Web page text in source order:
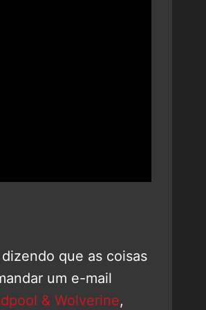
que as coisas
um e-mail
& Wolverine,